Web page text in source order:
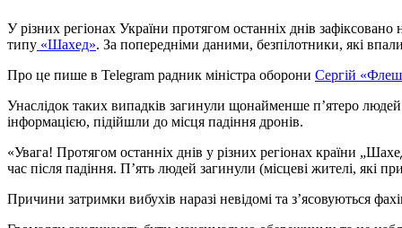
У різних регіонах України протягом останніх днів зафіксовано небезпечні інциденти з ворожими дронами-камікадзе
типу «Шахед». За попередніми даними, безпілотники, які
Про це пише в Telegram радник міністра оборони Сергій
Унаслідок таких випадків загинули щонайменше п’ятеро
інформацією, підійшли до місця падіння дронів.
«Увага! Протягом останніх днів у різних регіонах країни
час після падіння. Пʼять людей загинули (місцеві жителі, які
Причини затримки вибухів наразі невідомі та з’ясовуються